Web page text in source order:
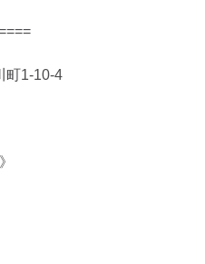
町1-10-4